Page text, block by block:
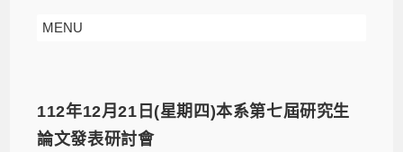
MENU
112年12月21日(星期四)本系第七屆研究生
論文發表研討會